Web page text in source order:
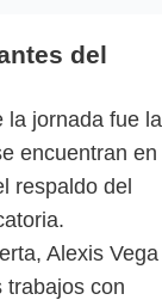
del
la jornada fue la
encuentran en
respaldo del
Alexis Vega
trabajos con